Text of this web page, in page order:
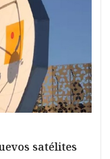
satélites